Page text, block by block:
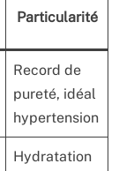
Particularité
Record de
pureté, idéal
hypertension
Hydratation